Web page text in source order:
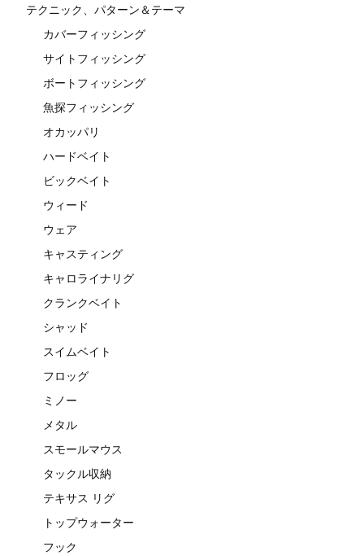
テクニック、パターン＆テーマ
カバーフィッシング
サイトフィッシング
ボートフィッシング
魚探フィッシング
オカッパリ
ハードベイト
ビックベイト
ウィード
ウェア
キャスティング
キャロライナリグ
クランクベイト
シャッド
スイムベイト
フロッグ
ミノー
メタル
スモールマウス
タックル収納
テキサス リグ
トップウォーター
フック